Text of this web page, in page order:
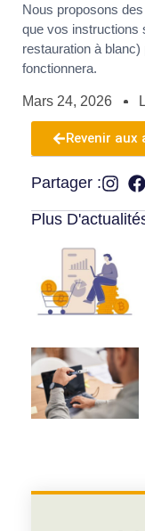
Nous proposons
que vos instructions
restauration à
fonctionnera.
Mars 24, 2026
Revenir
Partager :
Plus